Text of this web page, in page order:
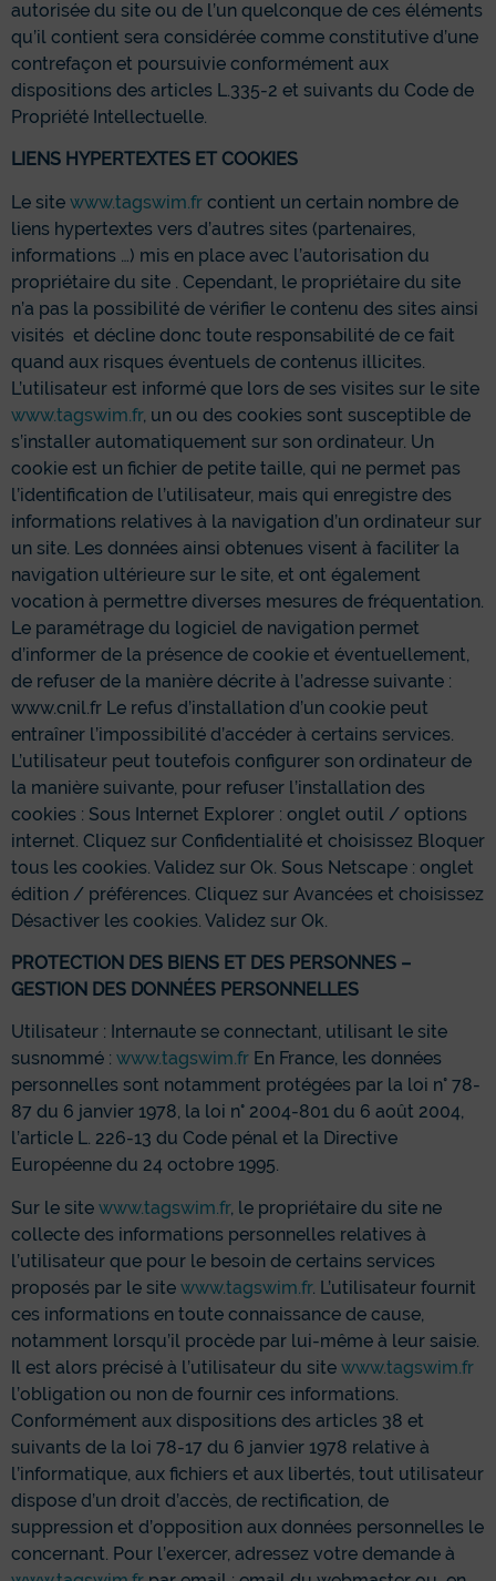
autorisée du site ou de l’un quelconque de ces éléments
qu’il contient sera considérée comme constitutive d’une
contrefaçon et poursuivie conformément aux
dispositions des articles L.335-2 et suivants du Code de
Propriété Intellectuelle.
LIENS HYPERTEXTES ET COOKIES
Le site www.tagswim.fr contient un certain nombre de
liens hypertextes vers d’autres sites (partenaires,
informations …) mis en place avec l’autorisation du
propriétaire du site . Cependant, le propriétaire du site
n’a pas la possibilité de vérifier le contenu des sites ainsi
visités et décline donc toute responsabilité de ce fait
quand aux risques éventuels de contenus illicites.
L’utilisateur est informé que lors de ses visites sur le site
www.tagswim.fr, un ou des cookies sont susceptible de
s’installer automatiquement sur son ordinateur. Un
cookie est un fichier de petite taille, qui ne permet pas
l’identification de l’utilisateur, mais qui enregistre des
informations relatives à la navigation d’un ordinateur sur
un site. Les données ainsi obtenues visent à faciliter la
navigation ultérieure sur le site, et ont également
vocation à permettre diverses mesures de fréquentation.
Le paramétrage du logiciel de navigation permet
d’informer de la présence de cookie et éventuellement,
de refuser de la manière décrite à l’adresse suivante :
www.cnil.fr Le refus d’installation d’un cookie peut
entraîner l’impossibilité d’accéder à certains services.
L’utilisateur peut toutefois configurer son ordinateur de
la manière suivante, pour refuser l’installation des
cookies : Sous Internet Explorer : onglet outil / options
internet. Cliquez sur Confidentialité et choisissez Bloquer
tous les cookies. Validez sur Ok. Sous Netscape : onglet
édition / préférences. Cliquez sur Avancées et choisissez
Désactiver les cookies. Validez sur Ok.
PROTECTION DES BIENS ET DES PERSONNES –
GESTION DES DONNÉES PERSONNELLES
Utilisateur : Internaute se connectant, utilisant le site
susnommé : www.tagswim.fr En France, les données
personnelles sont notamment protégées par la loi n° 78-
87 du 6 janvier 1978, la loi n° 2004-801 du 6 août 2004,
l’article L. 226-13 du Code pénal et la Directive
Européenne du 24 octobre 1995.
Sur le site www.tagswim.fr, le propriétaire du site ne
collecte des informations personnelles relatives à
l’utilisateur que pour le besoin de certains services
proposés par le site www.tagswim.fr. L’utilisateur fournit
ces informations en toute connaissance de cause,
notamment lorsqu’il procède par lui-même à leur saisie.
Il est alors précisé à l’utilisateur du site www.tagswim.fr
l’obligation ou non de fournir ces informations.
Conformément aux dispositions des articles 38 et
suivants de la loi 78-17 du 6 janvier 1978 relative à
l’informatique, aux fichiers et aux libertés, tout utilisateur
dispose d’un droit d’accès, de rectification, de
suppression et d’opposition aux données personnelles le
concernant. Pour l’exercer, adressez votre demande à